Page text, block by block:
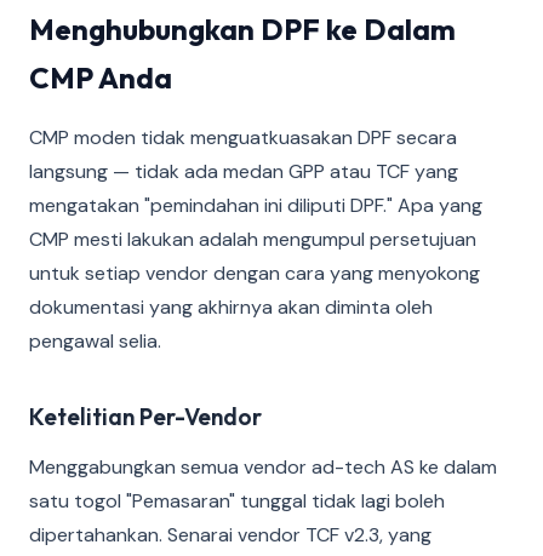
Menghubungkan DPF ke Dalam
CMP Anda
CMP moden tidak menguatkuasakan DPF secara
langsung — tidak ada medan GPP atau TCF yang
mengatakan "pemindahan ini diliputi DPF." Apa yang
CMP mesti lakukan adalah mengumpul persetujuan
untuk setiap vendor dengan cara yang menyokong
dokumentasi yang akhirnya akan diminta oleh
pengawal selia.
Ketelitian Per-Vendor
Menggabungkan semua vendor ad-tech AS ke dalam
satu togol "Pemasaran" tunggal tidak lagi boleh
dipertahankan. Senarai vendor TCF v2.3, yang